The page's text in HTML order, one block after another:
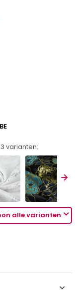
varianten:
alle varianten